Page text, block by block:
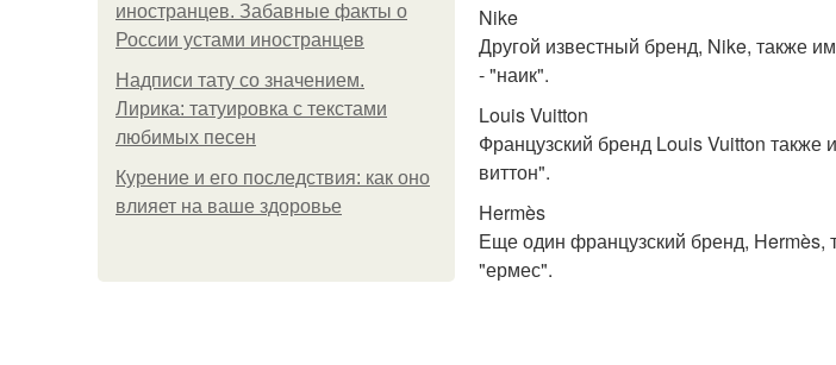
иностранцев. Забавные факты о
России устами иностранцев
Надписи тату со значением.
Лирика: татуировка с текстами
любимых песен
Курение и его последствия: как оно
влияет на ваше здоровье
Nike
Другой известный бренд, Nike, также
- "наик".
Louis Vuitton
Французский бренд Louis Vuitton
виттон".
Hermès
Еще один французский бренд, Hermès,
"ермес".